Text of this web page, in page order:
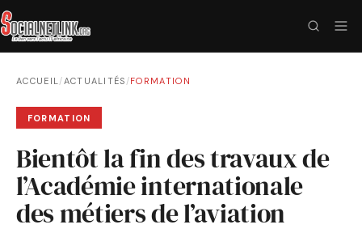
ACCUEIL/ACTUALITÉS /FORMATION
FORMATION
Bientôt la fin des travaux de
l’Académie internationale
des métiers de l’aviation